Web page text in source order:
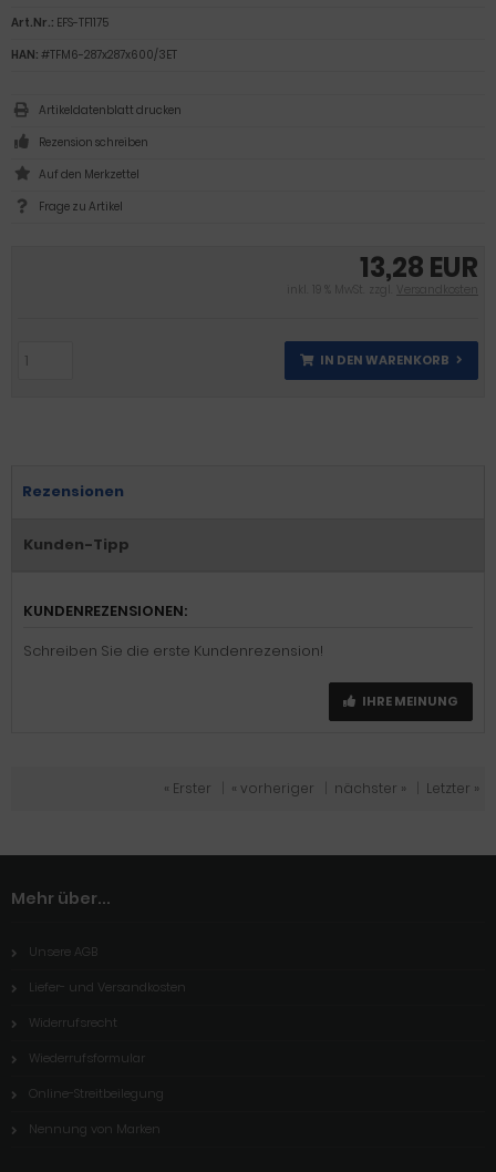
13,28 EUR
inkl. 19 % MwSt. zzgl. Versandkosten
IN DEN WARENKORB
Art.Nr.: EFS-TF1175
HAN: #TFM6-287x287x600/3ET
Artikeldatenblatt drucken
Rezension schreiben
Frage zu Artikel
Rezensionen
Kunden-Tipp
KUNDENREZENSIONEN:
Schreiben Sie die erste Kundenrezension!
IHRE MEINUNG
« Erster « vorheriger nächster » Letzter »
Mehr über...
Unsere AGB
Liefer- und Versandkosten
Widerrufsrecht
Wiederrufsformular
Online-Streitbeilegung
Nennung von Marken